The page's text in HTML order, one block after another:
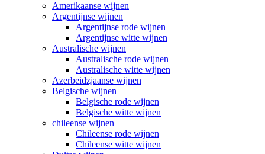
Amerikaanse wijnen
Argentijnse wijnen
Argentijnse rode wijnen
Argentijnse witte wijnen
Australische wijnen
Australische rode wijnen
Australische witte wijnen
Azerbeidzjaanse wijnen
Belgische wijnen
Belgische rode wijnen
Belgische witte wijnen
chileense wijnen
Chileense rode wijnen
Chileense witte wijnen